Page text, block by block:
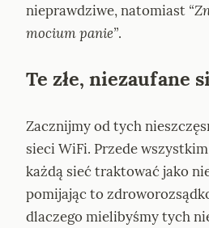
nieprawdziwe, natomiast
mocium panie”.
Te złe, niezaufane
Zacznijmy od tych
sieci WiFi. Przede
każdą sieć traktować jako
pomijając to
dlaczego mielibyśmy tych